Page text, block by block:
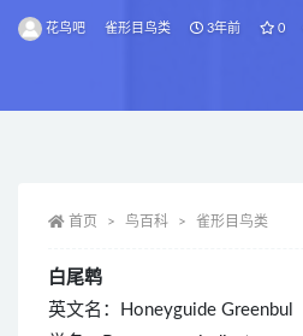
花鸟吧 雀形目鸟类 3年前 0
首页 鸟百科 雀形目鸟类
白尾鹎
英文名：Honeyguide Greenbul